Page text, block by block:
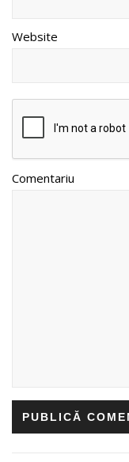
Website
Comentariu